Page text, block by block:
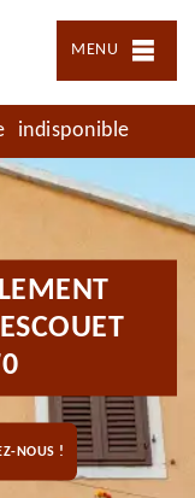
MENU
indisponible
NOUS !